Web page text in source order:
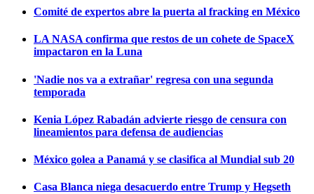
Comité de expertos abre la puerta al fracking en México
LA NASA confirma que restos de un cohete de SpaceX
impactaron en la Luna
'Nadie nos va a extrañar' regresa con una segunda
temporada
Kenia López Rabadán advierte riesgo de censura con
lineamientos para defensa de audiencias
México golea a Panamá y se clasifica al Mundial sub 20
Casa Blanca niega desacuerdo entre Trump y Hegseth